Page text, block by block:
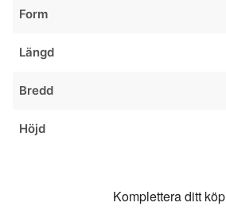
Form
Längd
Bredd
Höjd
Komplettera ditt köp